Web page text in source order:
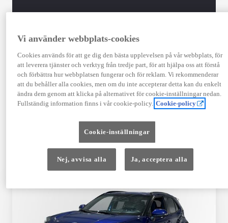
TOYOTA APPROVED
USED
Garanti upp till 10 år eller 20 000 mil – i
kombination med Toyota Relax
12 månaders vägassistans
Vi använder webbplats-cookies
Cookies används för att ge dig den bästa upplevelsen på vår webbplats, för
att leverera tjänster och verktyg från tredje part, för att hjälpa oss att förstå
och förbättra hur webbplatsen fungerar och för reklam. Vi rekommenderar
att du behåller alla cookies, men om du inte accepterar detta kan du enkelt
ändra dem genom att klicka på alternativet för cookie-inställningar nedan.
Fullständig information finns i vår cookie-policy. Cookie-policy
Cookie-inställningar
Nej, avvisa alla Ja, acceptera alla